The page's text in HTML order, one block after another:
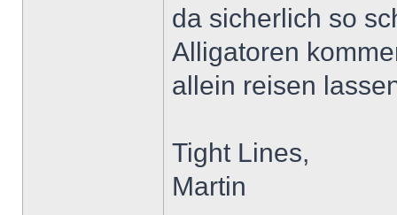
da sicherlich so
Alligatoren
allein reisen
Tight Lines,
Martin